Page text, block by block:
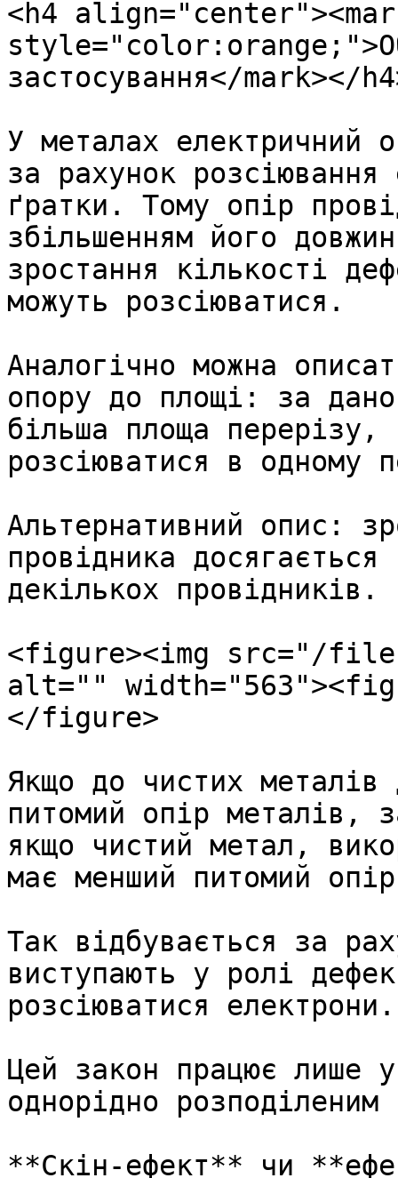
<h4
застосування</mark></
У металах електричний
за рахунок
ґратки. Тому опір
збільшенням його
зростання кількості
можуть розсіюватися.
Аналогічно можна
опору до площі: за
більша площа перерізу,
розсіюватися в одному
Альтернативний опис:
провідника
декількох провідників.
<figure><img src="/
alt=""
</figure>
Якщо до чистих
питомий опір металів,
якщо чистий метал,
має менший питомий
Так відбувається за
виступають у ролі
розсіюватися електрони.
Цей закон працює лише
однорідно
**Скін-ефект** чи